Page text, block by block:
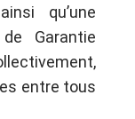
qu’une
Garantie
entre tous